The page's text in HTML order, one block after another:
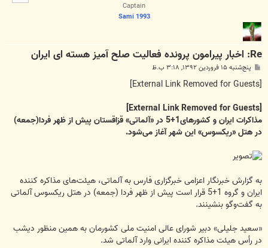
Captain
Sami 1993
Re: اخبار پیرامون پرونده فعالیت صلح آمیز هسته ای ایران
پ
ت
پنج‌شنبه ۱۵ فروردین ۱۳۹۲, ۳:۱۸ ب.ظ
مذاکرات ایران و کشورهای1+5 در «آلماتی» قزاقستان پیش از ظهر فردا(جمعه)
در هتل «ریکسوس» این شهر آغاز می‌شود.
به گزارش خبرنگار اعزامی خبرگزاری فارس به آلماتی، هیئت‌های مذاکره کننده
ایران و گروه 1+5 قرار است پیش از ظهر فردا (جمعه) در هتل ریکسوس آلماتی
به گفت‌وگو بنشینند.
«سعید جلیلی» دبیر شورای عالی امنیت ملی کشورمان به همین منظور دیشب
در رأس هیئت مذاکره کننده ایرانی وارد آلماتی شد.